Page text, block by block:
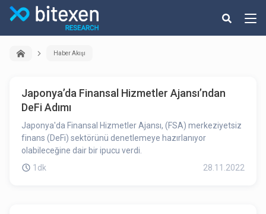
Haber Akışı
Japonya’da Finansal Hizmetler Ajansı’ndan
DeFi Adımı
Japonya'da Finansal Hizmetler Ajansı, (FSA) merkeziyetsiz
finans (DeFi) sektörünü denetlemeye hazırlanıyor
olabileceğine dair bir ipucu verdi.
1dk
28.11.2022